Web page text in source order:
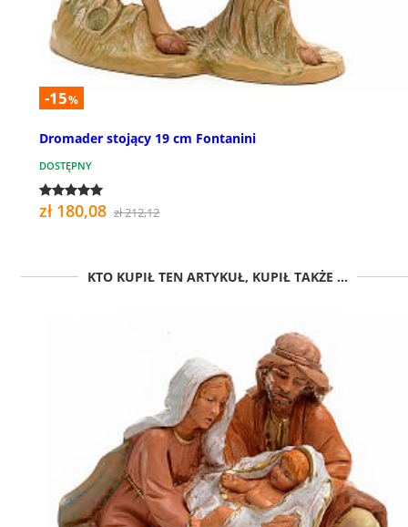
-15%
Dromader stojący 19 cm Fontanini
DOSTĘPNY
zł 180,08 zł 212,12
KTO KUPIŁ TEN ARTYKUŁ, KUPIŁ TAKŻE ...